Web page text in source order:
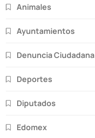
Animales
Ayuntamientos
Denuncia Ciudadana
Deportes
Diputados
Edomex